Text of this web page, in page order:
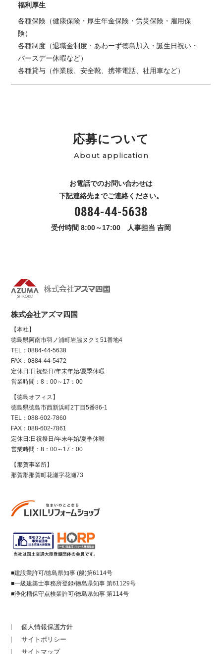
福利厚生
各種保険（健康保険・厚生年金保険・労災保険・雇用保
険）
各種制度（退職金制度・あわーず徳島加入・誕生日祝い・
バースデー休暇など）
各種貸与（作業服、安全靴、携帯電話、社用車など）
応募について
About application
お電話でのお問い合わせは
下記連絡先までご連絡ください。
0884-44-5638
受付時間 8:00～17:00 人事担当 吉岡
株式会社アズマ四国
【本社】
徳島県阿南市羽ノ浦町岩脇ヌクミ51番地4
TEL：0884-44-5638
FAX：0884-44-5472
定休日:日祝祭日/年末年始/夏季休暇
営業時間：8：00～17：00
【徳島オフィス】
徳島県徳島市西新浜町2丁目5番86-1
TEL：088-602-7860
FAX：088-602-7861
定休日:日祝祭日/年末年始/夏季休暇
営業時間：8：00～17：00
【那賀事業所】
那賀郡那賀町花瀬字花瀬73
■建設業許可/徳島県知事 (般)第6114号
■一級建築士事務所登録/徳島県知事 第61129号
■浄化槽保守点検業許可/徳島県知事 第114号
個人情報保護方針
サイトポリシー
サイトマップ